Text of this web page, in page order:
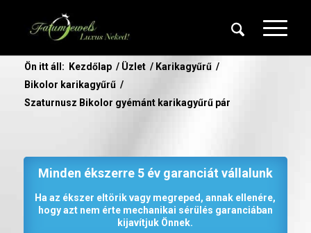
Ön itt áll: Kezdőlap / Üzlet / Karikagyűrű /
Bikolor karikagyűrű /
Szaturnusz Bikolor gyémánt karikagyűrű pár
Minden ékszerre 5 év garanciát vállalunk
Ha az ékszer eltörik vagy megreped, annak ellenére,
hogy azt nem érte mechanikai sérülés garanciában
kijavítjuk Önnek.